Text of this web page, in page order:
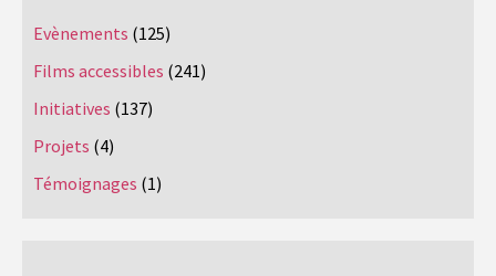
Evènements (125)
Films accessibles (241)
Initiatives (137)
Projets (4)
Témoignages (1)